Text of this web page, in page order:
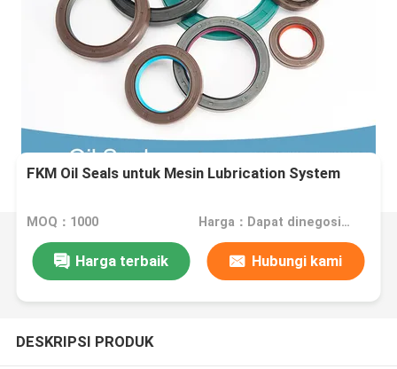
FKM Oil Seals untuk Mesin Lubrication System
MOQ：1000 Harga：Dapat dinegosiasikan
Harga terbaik Hubungi kami
DESKRIPSI PRODUK